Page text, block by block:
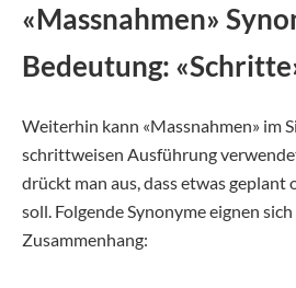
«Massnahmen»
Bedeutung:
Weiterhin kann «Massnahmen» im
schrittweisen Ausführung
drückt man aus, dass etwas geplant
soll. Folgende Synonyme eignen
Zusammenhang: